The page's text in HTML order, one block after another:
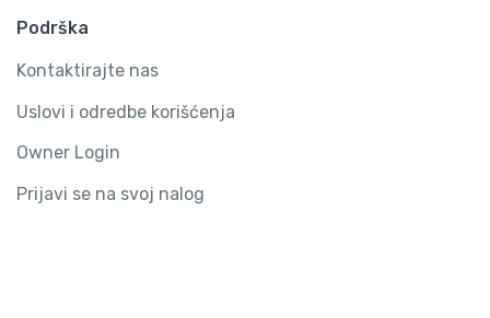
Podrška
Kontaktirajte nas
Uslovi i odredbe korišćenja
Owner Login
Prijavi se na svoj nalog